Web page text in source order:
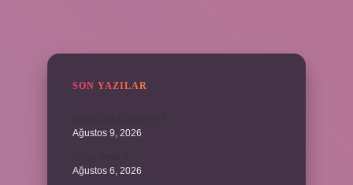
SON YAZILAR
Ağustos 9, 2026
Ağustos 6, 2026